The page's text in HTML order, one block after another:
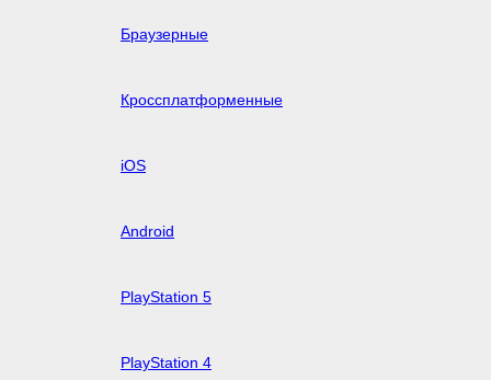
Браузерные
Кроссплатформенные
iOS
Android
PlayStation 5
PlayStation 4